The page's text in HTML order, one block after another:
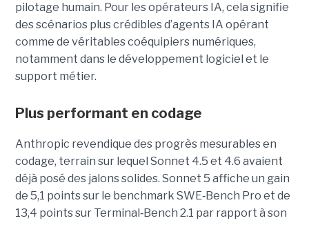
pilotage humain. Pour les opérateurs IA, cela signifie
des scénarios plus crédibles d’agents IA opérant
comme de véritables coéquipiers numériques,
notamment dans le développement logiciel et le
support métier.
Plus performant en codage
Anthropic revendique des progrès mesurables en
codage, terrain sur lequel Sonnet 4.5 et 4.6 avaient
déjà posé des jalons solides. Sonnet 5 affiche un gain
de 5,1 points sur le benchmark SWE‑Bench Pro et de
13,4 points sur Terminal ‑Bench 2.1 par rapport à son